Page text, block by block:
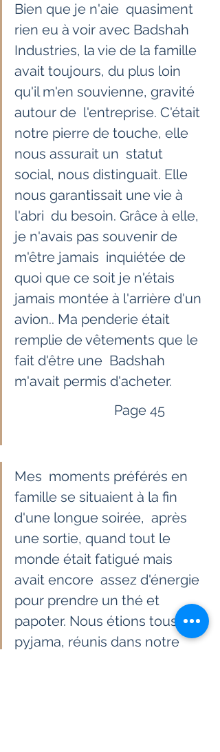
Bien que je n'aie  quasiment
rien eu à voir avec Badshah
Industries, la vie de la famille
avait toujours, du plus loin
qu'il m'en souvienne, gravité
autour de  l'entreprise. C'était
notre pierre de touche, elle
nous assurait un  statut
social, nous distinguait. Elle
nous garantissait une vie à
l'abri  du besoin. Grâce à elle,
je n'avais pas souvenir de
m'être jamais  inquiétée de
quoi que ce soit je n'étais
jamais montée à l'arrière d'un
avion.. Ma penderie était
remplie de vêtements que le
fait d'être une  Badshah
m'avait permis d'acheter.
Mes  moments préférés en
famille se situaient à la fin
d'une longue soirée,  après
une sortie, quand tout le
monde était fatigué mais
avait encore  assez d'énergie
pour prendre un thé et
papoter. Nous étions tous en
pyjama, réunis dans notre